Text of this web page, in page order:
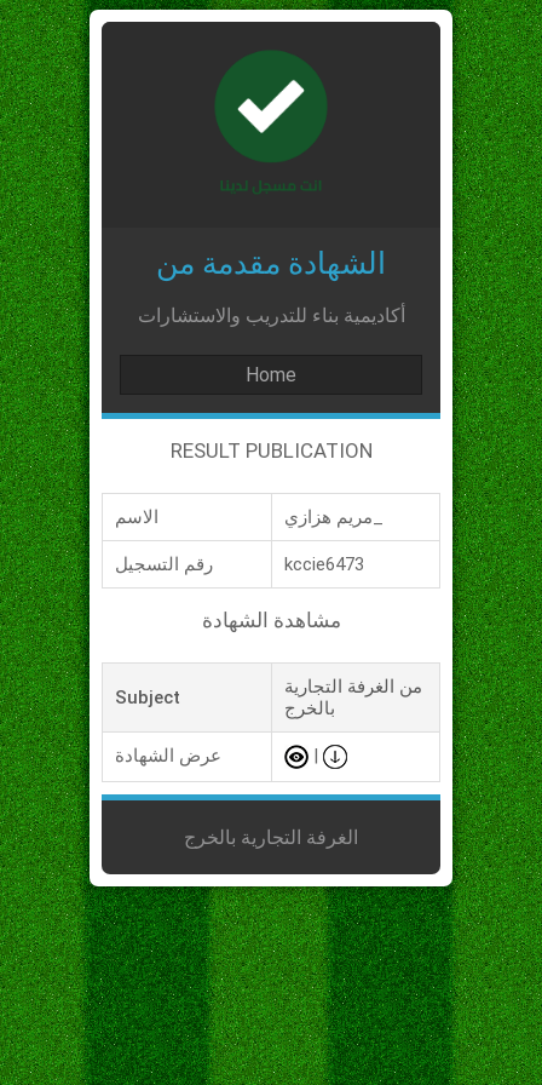
الشهادة مقدمة من
أكاديمية بناء للتدريب والاستشارات
Home
RESULT PUBLICATION
الاسم
رقم التسجيل kccie6473
مشاهدة الشهادة
Subject
من الغرفة التجارية
بالخرج
عرض الشهادة
الغرفة التجارية بالخرج